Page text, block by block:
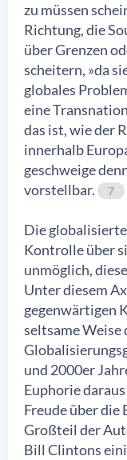
zu müssen
Richtung, die
über Grenzen
scheitern, »da
globales
eine
das ist, wie der
innerhalb
geschweige
vorstellbar.
7
Die
Kontrolle über
unmöglich,
Unter diesem
gegenwärtigen
seltsame Weise
und 2000er
Euphorie
Freude über die
Großteil der
Bill Clintons